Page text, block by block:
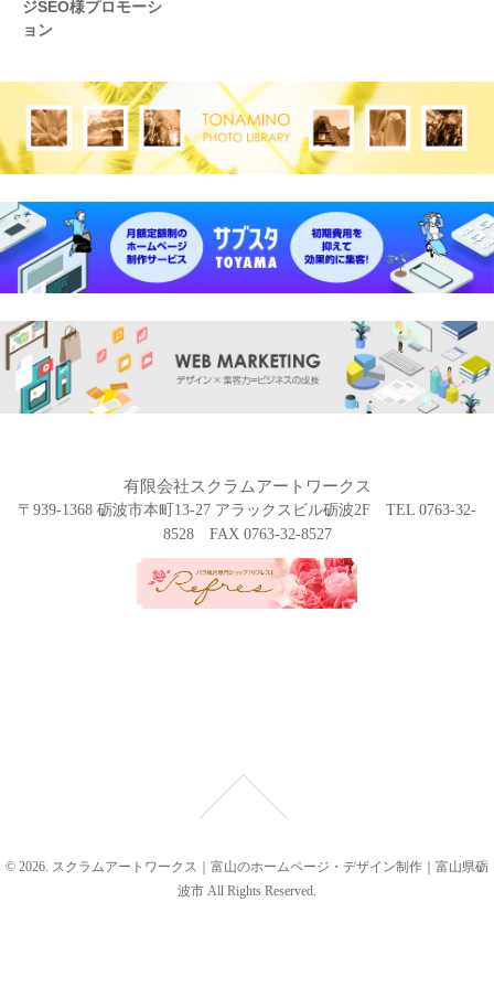
ジSEO様プロモーシ
ョン
有限会社スクラムアートワークス
〒939-1368 砺波市本町13-27 アラックスビル砺波2F TEL 0763-32-
8528 FAX 0763-32-8527
© 2026. スクラムアートワークス｜富山のホームページ・デザイン制作｜富山県砺
波市 All Rights Reserved.